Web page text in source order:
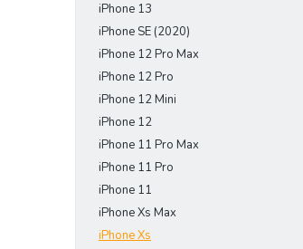
iPhone 13
iPhone SE (2020)
iPhone 12 Pro Max
iPhone 12 Pro
iPhone 12 Mini
iPhone 12
iPhone 11 Pro Max
iPhone 11 Pro
iPhone 11
iPhone Xs Max
iPhone Xs